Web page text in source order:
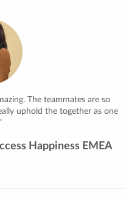
The teammates are so
uphold the together as one
Happiness EMEA